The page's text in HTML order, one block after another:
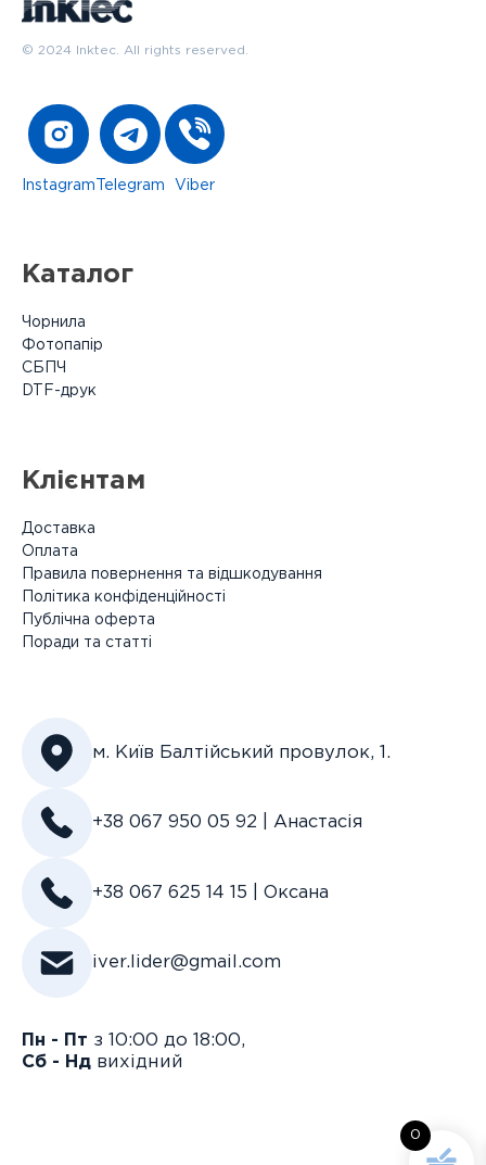
© 2024 Inktec. All rights reserved.
Instagram Telegram Viber
Каталог
Чорнила
Фотопапір
СБПЧ
DTF-друк
Клієнтам
Доставка
Оплата
Правила повернення та відшкодування
Політика конфіденційності
Публічна оферта
Поради та статті
м. Київ Балтійський провулок, 1.
+38 067 950 05 92 | Анастасія
+38 067 625 14 15 | Оксана
iver.lider@gmail.com
Пн - Пт з 10:00 до 18:00,
Сб - Нд вихідний
0